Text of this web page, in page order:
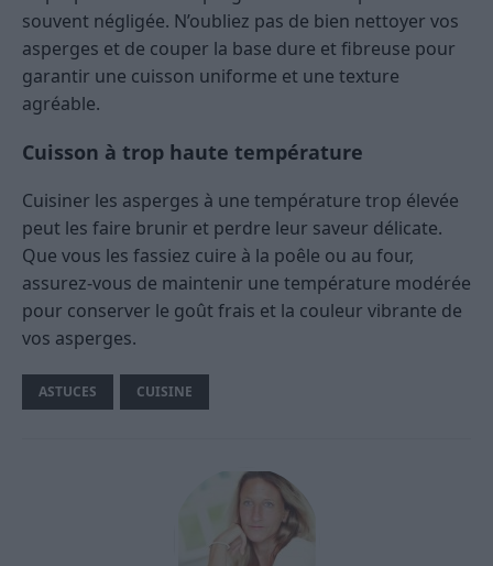
souvent négligée. N’oubliez pas de bien nettoyer vos
asperges et de couper la base dure et fibreuse pour
garantir une cuisson uniforme et une texture
agréable.
Cuisson à trop haute température
Cuisiner les asperges à une température trop élevée
peut les faire brunir et perdre leur saveur délicate.
Que vous les fassiez cuire à la poêle ou au four,
assurez-vous de maintenir une température modérée
pour conserver le goût frais et la couleur vibrante de
vos asperges.
ASTUCES CUISINE